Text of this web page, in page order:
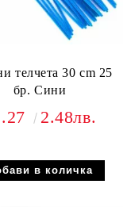
телчета 30 cm 25
бр. Сини
2.48лв.